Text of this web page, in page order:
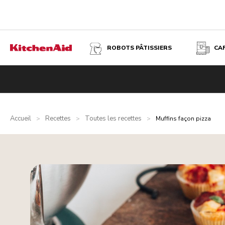
ROBOTS PÂTISSIERS
Accueil > Recettes > Toutes les recettes > Muffins façon pizza